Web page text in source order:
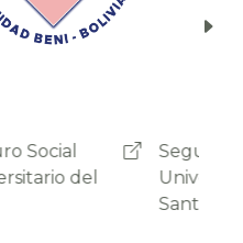
Seguro Social
Universitario de